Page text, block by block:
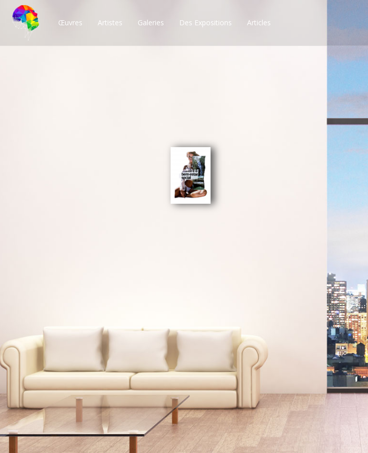
Œuvres Artistes Galeries Des Expositions Articles